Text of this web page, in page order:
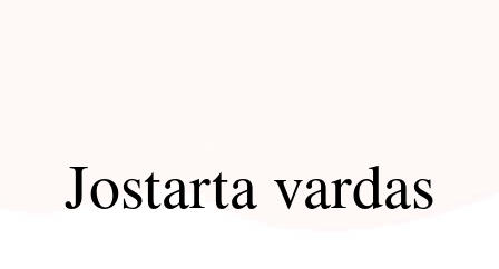
Jostarta vardas